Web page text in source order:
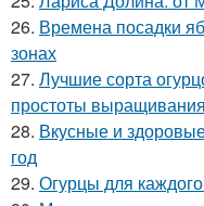
26. Времена посадки
зонах
27. Лучшие сорта
простоты выращивания
28. Вкусные и
год
29. Огурцы для